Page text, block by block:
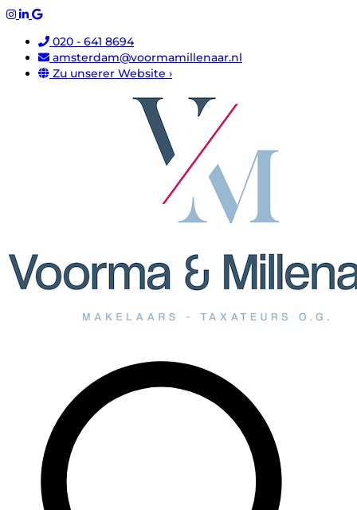
020 - 641 8694
amsterdam@voormamillenaar.nl
Zu unserer Website ›